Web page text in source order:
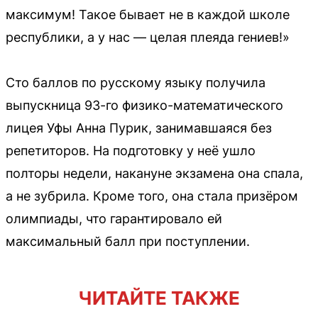
максимум! Такое бывает не в каждой школе
республики, а у нас — целая плеяда гениев!»
Сто баллов по русскому языку получила
выпускница 93-го физико-математического
лицея Уфы Анна Пурик, занимавшаяся без
репетиторов. На подготовку у неё ушло
полторы недели, накануне экзамена она спала,
а не зубрила. Кроме того, она стала призёром
олимпиады, что гарантировало ей
максимальный балл при поступлении.
ЧИТАЙТЕ ТАКЖЕ